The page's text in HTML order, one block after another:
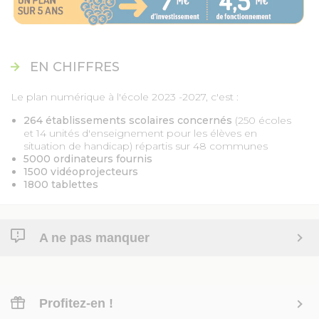
EN CHIFFRES
Le plan numérique à l'école 2023 -2027, c'est :
264 établissements scolaires concernés (250 écoles
et 14 unités d'enseignement pour les élèves en
situation de handicap) répartis sur 48 communes
5000 ordinateurs fournis
1500 vidéoprojecteurs
1800 tablettes
Profitez-en !
A ne pas manquer